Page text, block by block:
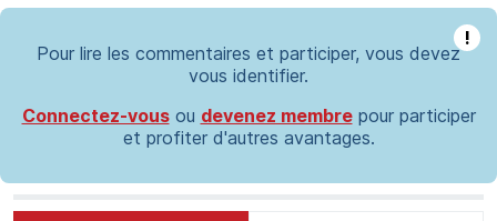
!
Pour lire les commentaires et participer, vous devez
vous identifier.
Connectez-vousou devenez membrepour participer
et profiter d'autres avantages.